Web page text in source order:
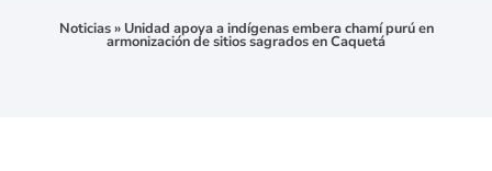
Noticias» Unidad apoya a indígenas embera chamí purú en
armonización de sitios sagrados en Caquetá